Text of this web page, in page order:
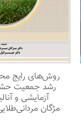
روش‌های رایج
رشد جمعیت
آزمایشی و
مژگان